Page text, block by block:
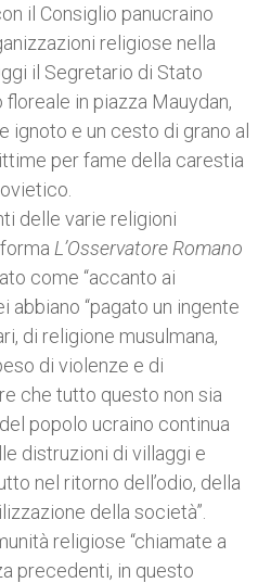
il Consiglio panucraino
religiose nella
il Segretario di Stato
in piazza Mauydan,
ignoto e un cesto di grano al
per fame della carestia
delle varie religioni
L’Osservatore Romano
come “accanto ai
abbiano “pagato un ingente
di religione musulmana,
di violenze e di
che tutto questo non sia
popolo ucraino continua
distruzioni di villaggi e
nel ritorno dell’odio, della
della società”.
religiose “chiamate a
precedenti, in questo